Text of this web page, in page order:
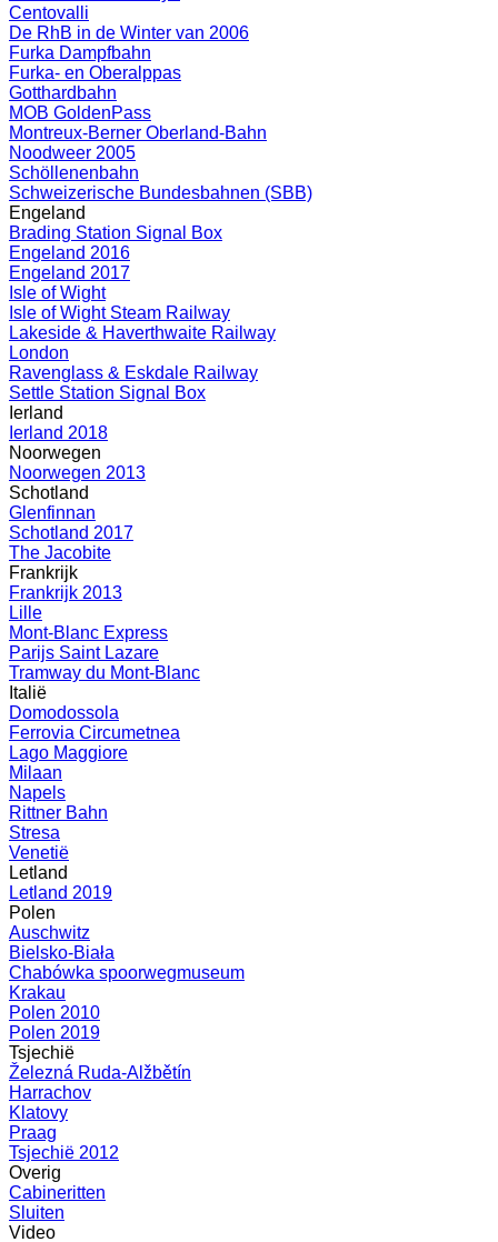
Centovalli
De RhB in de Winter van 2006
Furka Dampfbahn
Furka- en Oberalppas
Gotthardbahn
MOB GoldenPass
Montreux-Berner Oberland-Bahn
Noodweer 2005
Schöllenenbahn
Schweizerische Bundesbahnen (SBB)
Engeland
Brading Station Signal Box
Engeland 2016
Engeland 2017
Isle of Wight
Isle of Wight Steam Railway
Lakeside & Haverthwaite Railway
London
Ravenglass & Eskdale Railway
Settle Station Signal Box
Ierland
Ierland 2018
Noorwegen
Noorwegen 2013
Schotland
Glenfinnan
Schotland 2017
The Jacobite
Frankrijk
Frankrijk 2013
Lille
Mont-Blanc Express
Parijs Saint Lazare
Tramway du Mont-Blanc
Italië
Domodossola
Ferrovia Circumetnea
Lago Maggiore
Milaan
Napels
Rittner Bahn
Stresa
Venetië
Letland
Letland 2019
Polen
Auschwitz
Bielsko-Biała
Chabówka spoorwegmuseum
Krakau
Polen 2010
Polen 2019
Tsjechië
Železná Ruda-Alžbětín
Harrachov
Klatovy
Praag
Tsjechië 2012
Overig
Cabineritten
Sluiten
Video